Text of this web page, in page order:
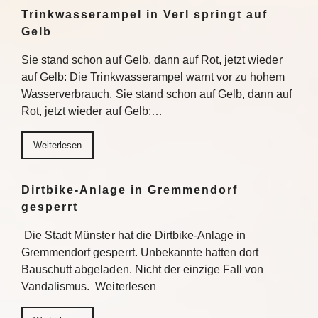
Trinkwasserampel in Verl springt auf
Gelb
Sie stand schon auf Gelb, dann auf Rot, jetzt wieder
auf Gelb: Die Trinkwasserampel warnt vor zu hohem
Wasserverbrauch. Sie stand schon auf Gelb, dann auf
Rot, jetzt wieder auf Gelb:…
Weiterlesen
Dirtbike-Anlage in Gremmendorf
gesperrt
Die Stadt Münster hat die Dirtbike-Anlage in
Gremmendorf gesperrt. Unbekannte hatten dort
Bauschutt abgeladen. Nicht der einzige Fall von
Vandalismus. Weiterlesen